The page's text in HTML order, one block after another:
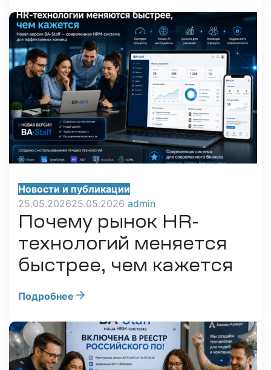
Новости и публикации
Почему рынок HR-
технологий меняется
быстрее, чем кажется
25.05.202625.05.2026 admin
Подробнее